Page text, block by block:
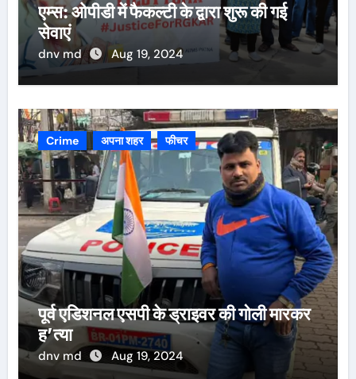
एम्स: ओपीडी में फैकल्टी के द्वारा शुरू की गई
सेवाएं
dnv md Aug 19, 2024
Crime अपना शहर फीचर
पूर्व एडिशनल एसपी के ड्राइवर की गोली मारकर
ह’त्या
dnv md Aug 19, 2024